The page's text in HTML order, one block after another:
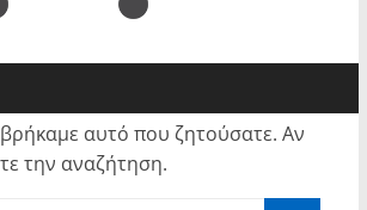
βρήκαμε αυτό που ζητούσατε. Αν
την αναζήτηση.